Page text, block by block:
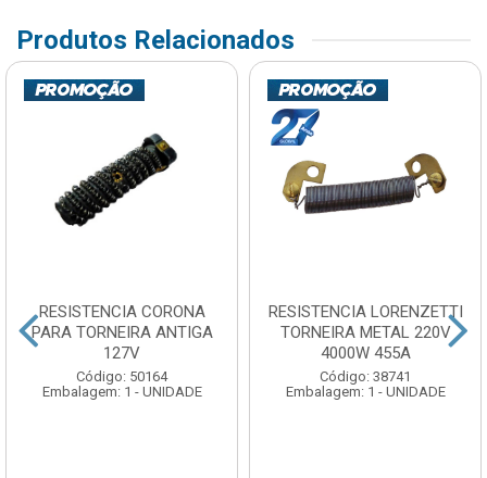
Produtos Relacionados
RESISTENCIA CORONA
PARA TORNEIRA ANTIGA
127V
Código: 50164
Embalagem: 1 - UNIDADE
RESISTENCIA LORENZETTI
TORNEIRA METAL 220V
4000W 455A
Código: 38741
Embalagem: 1 - UNIDADE